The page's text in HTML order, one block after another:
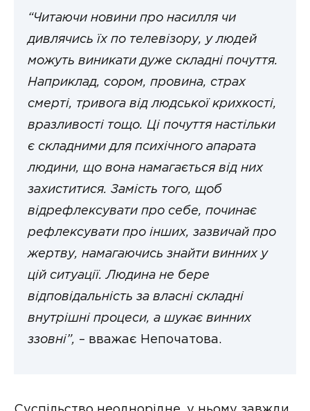
“Читаючи новини про насилля чи
дивлячись їх по телевізору, у людей
можуть виникати дуже складні почуття.
Наприклад, сором, провина, страх
смерті, тривога від людської крихкості,
вразливості тощо. Ці почуття настільки
є складними для психічного апарата
людини, що вона намагається від них
захиститися. Замість того, щоб
відрефлексувати про себе, починає
рефлексувати про інших, зазвичай про
жертву, намагаючись знайти винних у
цій ситуації. Людина не бере
відповідальність за власні складні
внутрішні процеси, а шукає винних
ззовні”, – вважає Непочатова.